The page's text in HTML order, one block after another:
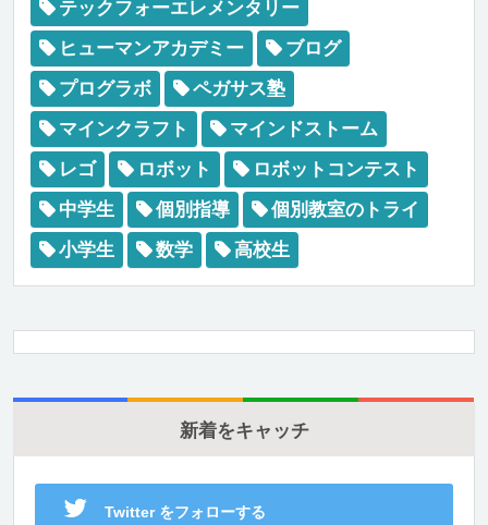
テックフォーエレメンタリー
ヒューマンアカデミー
ブログ
プログラボ
ペガサス塾
マインクラフト
マインドストーム
レゴ
ロボット
ロボットコンテスト
中学生
個別指導
個別教室のトライ
小学生
数学 高校生
新着をキャッチ
Twitter をフォローする